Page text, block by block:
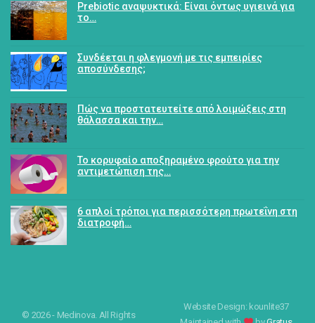
Prebiotic αναψυκτικά: Είναι όντως υγιεινά για
το…
Συνδέεται η φλεγμονή με τις εμπειρίες
αποσύνδεσης;
Πώς να προστατευτείτε από λοιμώξεις στη
θάλασσα και την…
Το κορυφαίο αποξηραμένο φρούτο για την
αντιμετώπιση της…
6 απλοί τρόποι για περισσότερη πρωτεΐνη στη
διατροφή…
© 2026 - Medinova. All Rights
Website Design: kounlite37